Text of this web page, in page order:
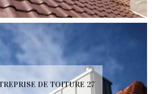
DE TOITURE 27